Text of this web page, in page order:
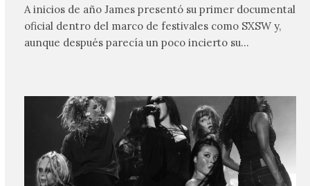
A inicios de año James presentó su primer documental
oficial dentro del marco de festivales como SXSW y,
aunque después parecía un poco incierto su…